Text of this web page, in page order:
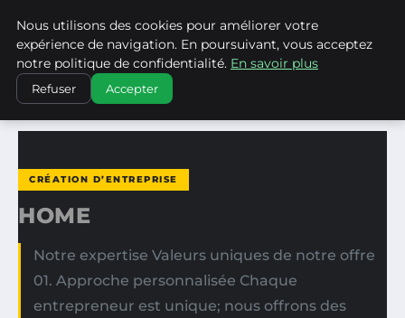
WP CAPE
ACCUEIL CRÉATION D’ENTREPRISE
CRÉATION D’ENTREPRISE
HOME
Notre expertise Valeurs uniques de notre offre
01. Approche personnalisée Chaque
entrepreneur est unique; nous offrons des
Nous utilisons des cookies pour améliorer votre
expérience de navigation. En poursuivant, vous acceptez
notre politique de confidentialité. En savoir plus
Refuser Accepter